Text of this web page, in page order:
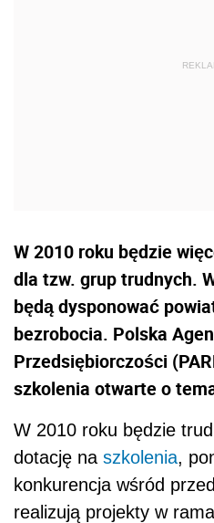
W 2010 roku będzie
dla tzw. grup trudnych.
będą dysponować
bezrobocia. Polska
Przedsiębiorczości
szkolenia otwarte o
W 2010 roku będzie
dotację na szkolenia,
konkurencja wśród
realizują projekty w